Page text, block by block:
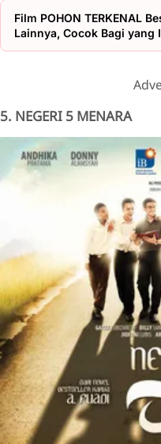
Film POHON TERKENAL
Lainnya, Cocok Bagi yang
5. NEGERI 5 MENARA